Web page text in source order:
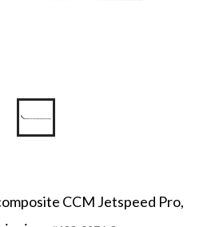
CCM Jetspeed Pro,